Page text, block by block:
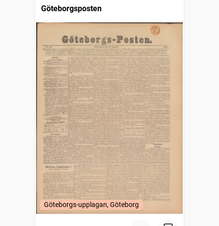
Göteborgsposten
Göteborgs-upplagan, Göteborg